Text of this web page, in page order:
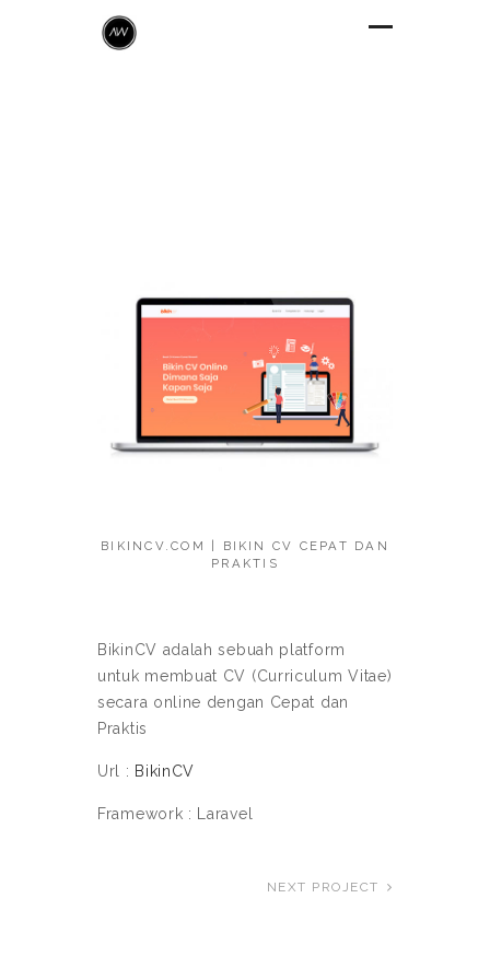
BIKINCV.COM | BIKIN CV CEPAT DAN
PRAKTIS
BikinCV adalah sebuah platform
untuk membuat CV (Curriculum Vitae)
secara online dengan Cepat dan
Praktis
Url : BikinCV
Framework : Laravel
NEXT PROJECT